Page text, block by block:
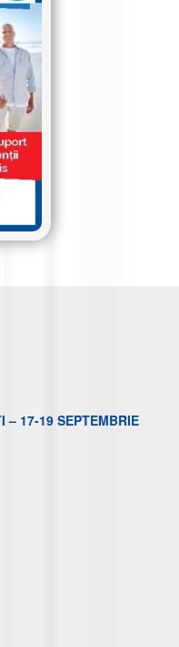
– 17-19 SEPTEMBRIE